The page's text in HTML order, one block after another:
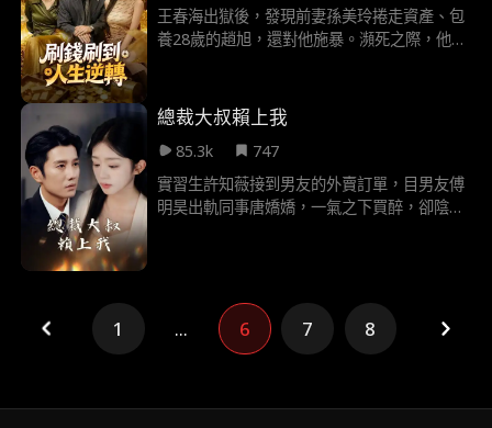
王春海出獄後，發現前妻孫美玲捲走資產、包
養28歲的趙旭，還對他施暴。瀕死之際，他手
芳賠償鞋款，為她包下店裡全部的手機電腦，
在拍賣會拍下凜冬星戒送她，還包養洛氏傳媒
總裁洛伊，給主播劉莎莎刷千萬禮物。他在同
學聚會、車展等場合，多次打臉孫美玲、趙旭
及嘲諷他的陳建業、李安，更贏得黃小芳、洛
總裁大叔賴上我
85.3k
747
實習生許知薇接到男友的外賣訂單，目男友傅
明昊出軌同事唐嬌嬌，一氣之下買醉，卻陰差
悄然成為傅太太，也成了前男友名正言順的“後
媽”，20歲的她成功收穫了一個240個月大的兒
子，每天教育兒子，掌捆兒媳，還有大叔乖乖
1 ... 6 7 8